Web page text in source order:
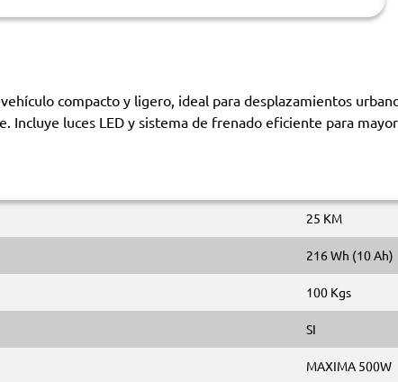
compacto y ligero, ideal para desplazamientos
Incluye luces LED y sistema de frenado eficiente para
25 KM
216 Wh (10 Ah)
100 Kgs
SI
MAXIMA 500W